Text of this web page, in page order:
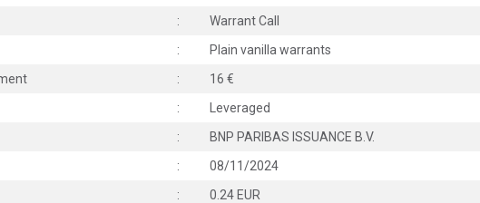
:
Warrant Call
:
Plain vanilla warrants
:
16
:
Leveraged
:
BNP PARIBAS ISSUANCE B.V.
:
08/11/2024
:
0.24 EUR